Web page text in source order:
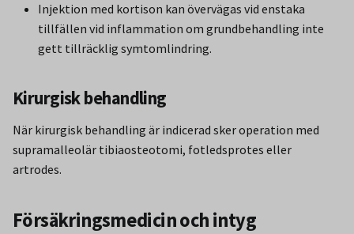
Injektion med kortison kan övervägas vid enstaka
tillfällen vid inflammation om grundbehandling inte
gett tillräcklig symtomlindring.
Kirurgisk behandling
När kirurgisk behandling är indicerad sker operation med
supramalleolär tibiaosteotomi, fotledsprotes eller
artrodes.
Försäkringsmedicin och intyg